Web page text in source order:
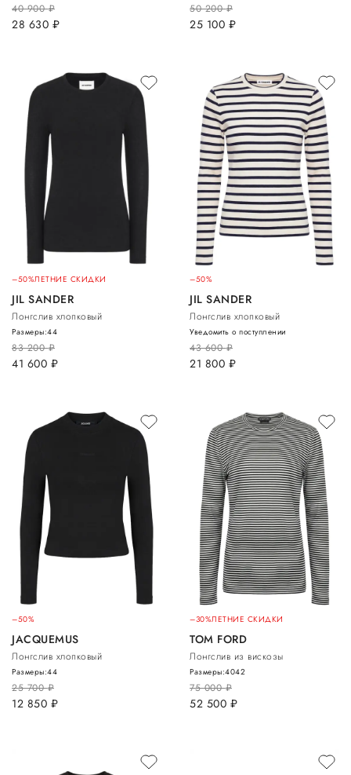
40 900руб.
28 630 руб.
50 200руб.
25 100 руб.
–50%ЛЕТНИЕ СКИДКИ
JIL SANDER
Лонгслив хлопковый
83 200руб.
41 600 руб.
Размеры:44
–50%
JIL SANDER
Лонгслив хлопковый
43 600руб.
21 800 руб.
Уведомить о поступлении
–50%
JACQUEMUS
Лонгслив хлопковый
25 700руб.
12 850 руб.
Размеры:44
–30%ЛЕТНИЕ СКИДКИ
TOM FORD
Лонгслив из вискозы
75 000руб.
52 500 руб.
Размеры:4042